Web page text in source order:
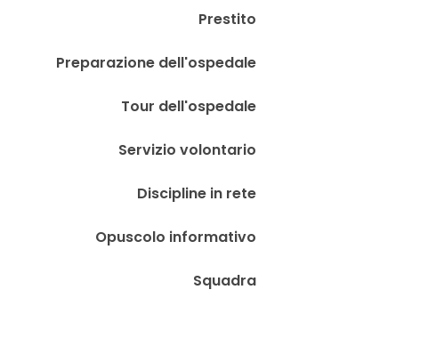
Prestito
Preparazione dell'ospedale
Tour dell'ospedale
Servizio volontario
Discipline in rete
Opuscolo informativo
Squadra